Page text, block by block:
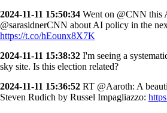
2024-11-11 15:50:34 Went on @CNN this
@sarasidnerCNN about AI policy in the
https://t.co/hEounx8X7K
2024-11-11 15:38:32 I'm seeing a
sky site. Is this election related?
2024-11-11 15:36:52 RT @Aaroth: A
Steven Rudich by Russel Impagliazzo: